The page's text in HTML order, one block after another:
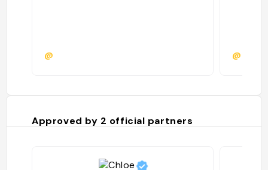
@ @kanks
Approved by 2 official partners